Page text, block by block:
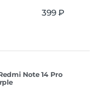
399₽
Note 14 Pro